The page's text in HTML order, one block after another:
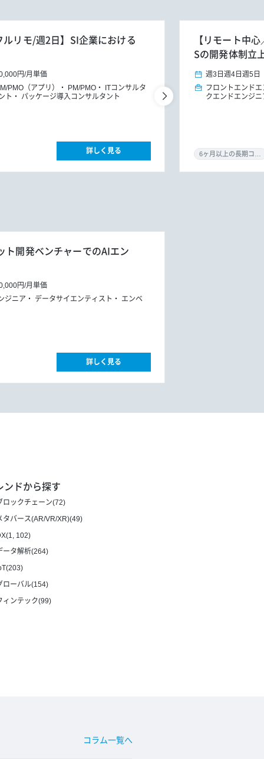
リモ/週2日】SI企業における
円/月単価
PMO（アプリ）
PM/PMO
ITコンサルタ
ト
パッケージ導入コンサルタント
詳しく見る
【リモート中
Sの開発体制立
週3日 週4日 週5日
フロントエンド
クエンドエンジ
ト開発ベンチャーでのAIエン
円/月単価
ジニア
データサイエンティスト エンベ
詳しく見る
ンドから探す
ロックチェーン(72)
タバース(AR/VR/XR)(49)
102)
ータ解析(264)
ローバル(154)
ィンテック(99)
コラム一覧へ